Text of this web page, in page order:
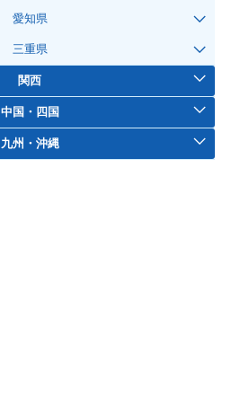
愛知県
三重県
関西
中国・四国
九州・沖縄